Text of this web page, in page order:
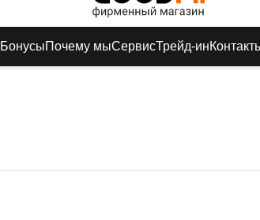
БонусыПочему мыСервисТрейд-ин